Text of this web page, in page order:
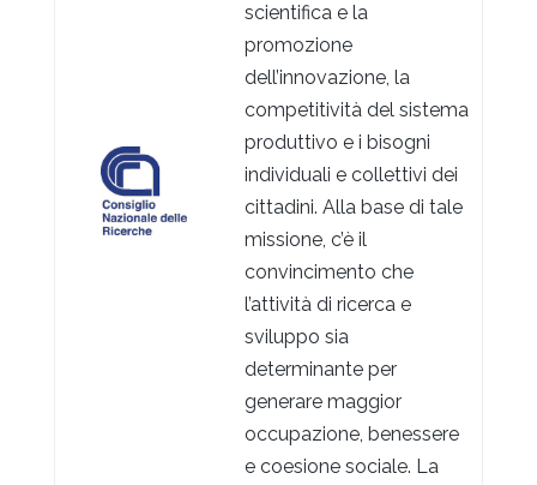
scientifica e la
promozione
dell’innovazione, la
competitività del sistema
produttivo e i bisogni
individuali e collettivi dei
cittadini. Alla base di tale
missione, c’è il
convincimento che
l’attività di ricerca e
sviluppo sia
determinante per
generare maggior
occupazione, benessere
e coesione sociale. La